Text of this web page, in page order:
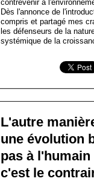
Dès l'annonce de
compris et partagé mes
les défenseurs de la
systémique de la
L'autre
une évolution
pas à
c'est le